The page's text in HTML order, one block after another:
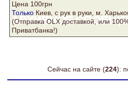
Цена 100грн
Только Киев, с рук в руки, м.
(Отправка OLX доставкой, или
Приватбанка!)
Сейчас на сайте (224):